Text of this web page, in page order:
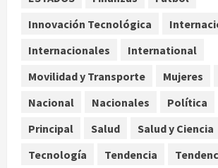
4
ocultados en el caso
agosto 7, 2026
Innovación Tecnológica
Internacionales
International
Movilidad y Transporte
Mujeres
Nacional
Nacionales Política
Principal
Salud Salud y Ciencia
Tecnología
Tendencia